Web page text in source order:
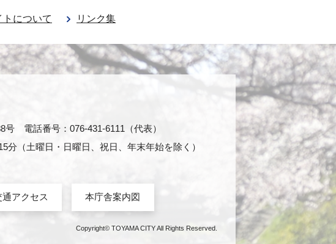
トについて リンク集
号 電話番号：076-431-6111（代表）
分（土曜日・日曜日、祝日、年末年始を除く）
アクセス 本庁舎案内図
Copyright© TOYAMA CITY All Rights Reserved.